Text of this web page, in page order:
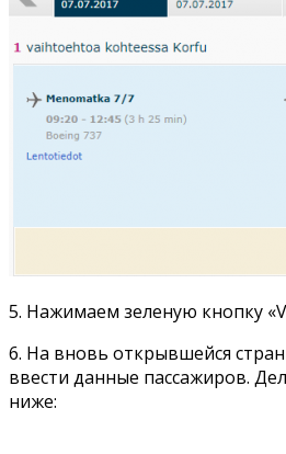
5. Нажимаем зеленую кнопку
6. На вновь открывшейся
ввести данные пассажиров.
ниже: